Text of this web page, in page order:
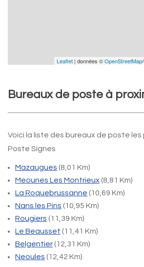
Leaflet | données ©OpenStreetMap
Bureaux de poste à
Voici la liste des bureaux de poste les
Poste Signes
Mazaugues (8,01 Km)
Meounes Les Montrieux(8,81 Km)
La Roquebrussanne (10,69 Km)
Nans les Pins (10,95 Km)
Rougiers (11,39 Km)
Le Beausset (11,41 Km)
Belgentier(12,31 Km)
Neoules (12,42 Km)